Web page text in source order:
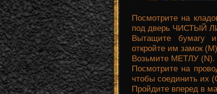
Посмотрите на
под дверь ЧИСТЫЙ
Вытащите бумагу
откройте им замок
Возьмите МЕТЛУ (N).
Посмотрите на
чтобы соединить их
Пройдите вперед в